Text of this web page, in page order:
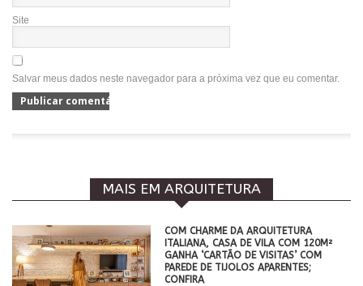
Site
Salvar meus dados neste navegador para a próxima vez que eu comentar.
MAIS EM ARQUITETURA
COM CHARME DA ARQUITETURA
ITALIANA, CASA DE VILA COM 120M²
GANHA ‘CARTÃO DE VISITAS’ COM
PAREDE DE TIJOLOS APARENTES;
CONFIRA